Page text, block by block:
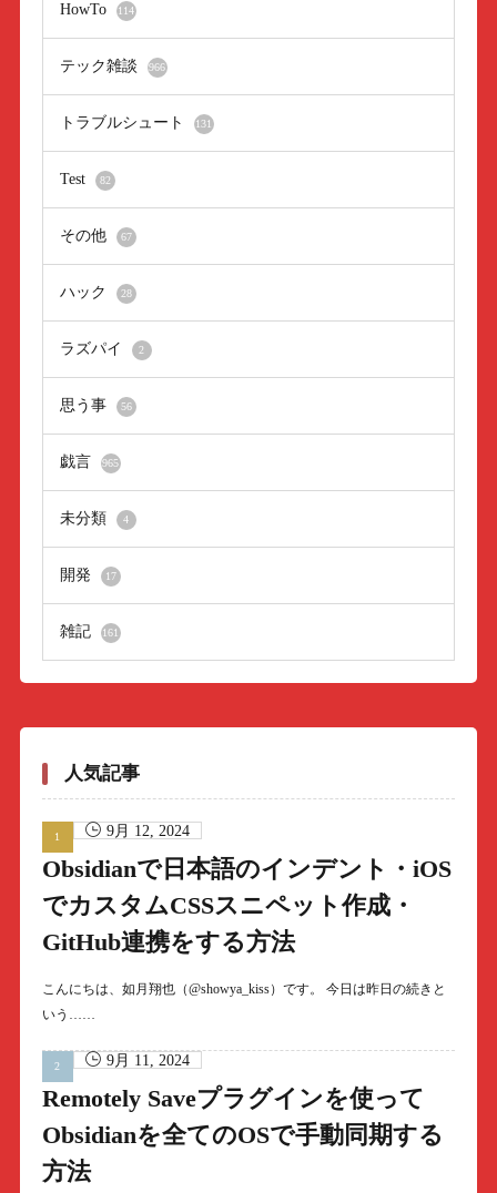
HowTo 114
テック雑談 966
トラブルシュート 131
Test 82
その他 67
ハック 28
ラズパイ 2
思う事 56
戯言 965
未分類 4
開発 17
雑記 161
人気記事
9月 12, 2024
Obsidianで日本語のインデント・iOS
でカスタムCSSスニペット作成・
GitHub連携をする方法
こんにちは、如月翔也（@showya_kiss）です。 今日は昨日の続きと
いう……
9月 11, 2024
Remotely Saveプラグインを使って
Obsidianを全てのOSで手動同期する
方法